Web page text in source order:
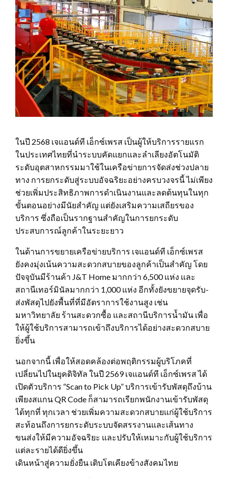
ในปี 2568 เจแอนด์ที เอ็กซ์เพรส เป็นผู้ให้บริการรายแรก
ในประเทศไทยที่นำระบบคัดแยกและลำเลียงอัตโนมัติ
ระดับอุตสาหกรรมมาใช้ในเครือข่ายการจัดส่งช่วงปลาย
ทาง การยกระดับสู่ระบบอัจฉริยะอย่างครบวงจรนี้ ไม่เพียง
ช่วยเพิ่มประสิทธิภาพการดำเนินงานและลดต้นทุนในทุก
ขั้นตอนอย่างมีนัยสำคัญ แต่ยังเสริมความเสถียรของ
บริการ ซึ่งถือเป็นรากฐานสำคัญในการยกระดับ
ประสบการณ์ลูกค้าในระยะยาว
ในด้านการขยายเครือข่ายบริการ เจแอนด์ที เอ็กซ์เพรส
ยังคงมุ่งเน้นความสะดวกสบายของลูกค้าเป็นสำคัญ โดย
ปัจจุบันมีร้านค้า J&T Home มากกว่า 6,500 แห่ง และ
สถานีเทอร์มินัลมากกว่า 1,000 แห่ง อีกทั้งยังขยายจุดรับ-
ส่งพัสดุไปยังพื้นที่ที่มีอัตราการใช้งานสูง เช่น
มหาวิทยาลัย ร้านสะดวกซื้อ และสถานีบริการน้ำมัน เพื่อ
ให้ผู้ใช้บริการสามารถเข้าถึงบริการได้อย่างสะดวกสบาย
ยิ่งขึ้น
นอกจากนี้ เพื่อให้สอดคล้องต่อพฤติกรรมผู้บริโภคที่
เปลี่ยนไปในยุคดิจิทัล ในปี 2569 เจแอนด์ที เอ็กซ์เพรส ได้
เปิดตัวบริการ “Scan to Pick Up” บริการเข้ารับพัสดุถึงบ้าน
เพียงสแกน QR Code ก็สามารถเรียกพนักงานเข้ารับพัสดุ
ได้ทุกที่ ทุกเวลา ช่วยเพิ่มความสะดวกสบายแก่ผู้ใช้บริการ
สะท้อนถึงการยกระดับระบบจัดสรรงานและเส้นทาง
ขนส่งให้มีความอัจฉริยะ และปรับให้เหมาะกับผู้ใช้บริการ
แต่ละรายได้ดียิ่งขึ้น
เดินหน้าสู่ความยั่งยืน เติบโตเคียงข้างสังคมไทย